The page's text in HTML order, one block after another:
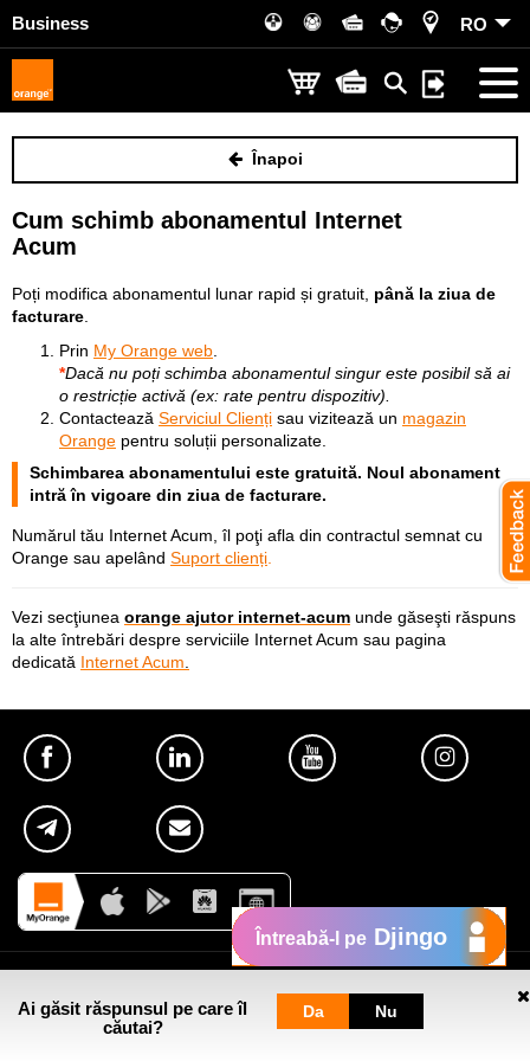
Business RO
Înapoi
Cum schimb abonamentul Internet
Acum
Poți modifica abonamentul lunar rapid și gratuit, până la ziua de
facturare
Prin My Orange web
*Dacă nu poți schimba abonamentul singur este posibil să ai
o restricție activă (ex: rate pentru dispozitiv).
Contactează Serviciul Clienți sau vizitează un magazin
Orange pentru soluții personalizate.
Schimbarea abonamentului este gratuită. Noul abonament
intră în vigoare din ziua de facturare.
Numărul tău Internet Acum, îl poţi afla din contractul semnat cu
Orange sau apelând Suport clienți
Vezi secţiunea orange ajutor internet-acum unde găseşti răspuns
la alte întrebări despre serviciile Internet Acum sau pagina
dedicată Internet Acum
Ai găsit răspunsul pe care îl
căutai?
Da Nu
Despre Orange Moldova
Întreabă-l pe Djingo